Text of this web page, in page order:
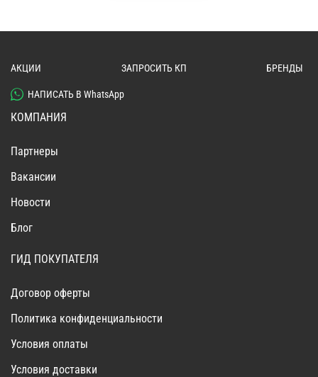
АКЦИИ ЗАПРОСИТЬ КП БРЕНДЫ
НАПИСАТЬ В WhatsApp
КОМПАНИЯ
Партнеры
Вакансии
Новости
Блог
ГИД ПОКУПАТЕЛЯ
Договор оферты
Политика конфиденциальности
Условия оплаты
Условия доставки